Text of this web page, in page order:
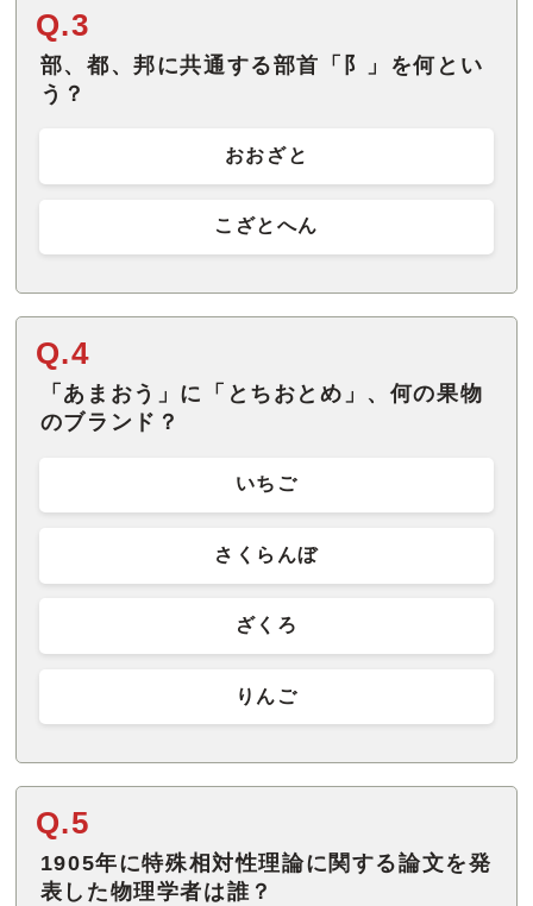
Q.3
部、都、邦に共通する部首「阝」を何とい
う？
おおざと
こざとへん
Q.4
「あまおう」に「とちおとめ」、何の果物
のブランド？
いちご
さくらんぼ
ざくろ
りんご
Q.5
1905年に特殊相対性理論に関する論文を発
表した物理学者は誰？